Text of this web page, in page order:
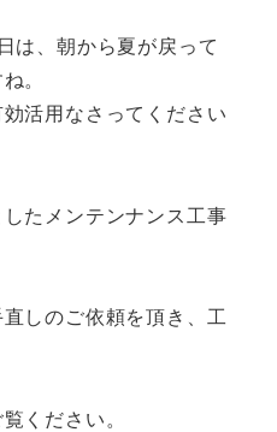
は、朝から夏が戻って
。
活用なさってください
たメンテンナンス工事
しのご依頼を頂き、工
ください。